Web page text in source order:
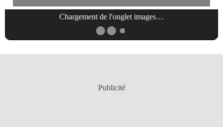
Chargement de l'onglet images…
Publicité